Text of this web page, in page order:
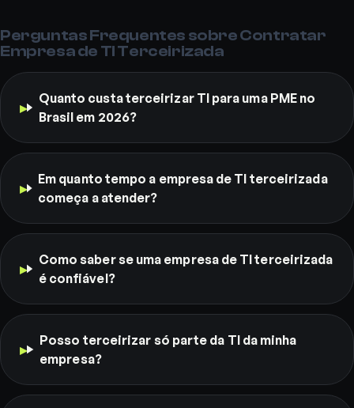
Perguntas Frequentes sobre Contratar
Empresa de TI Terceirizada
Quanto custa terceirizar TI para uma PME no
Brasil em 2026?
Em quanto tempo a empresa de TI terceirizada
começa a atender?
Como saber se uma empresa de TI terceirizada
é confiável?
Posso terceirizar só parte da TI da minha
empresa?